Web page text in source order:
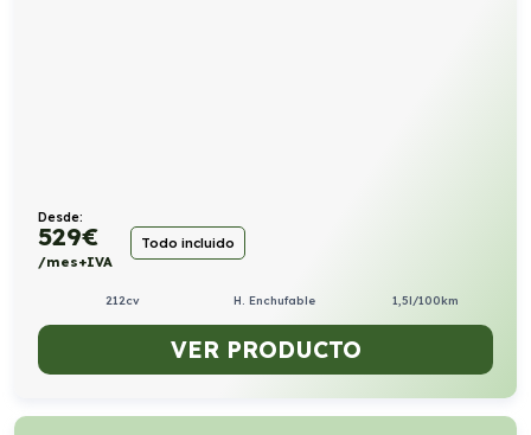
Desde:
529€
/mes+IVA
Todo incluido
212cv H. Enchufable 1,5l/100km
VER PRODUCTO